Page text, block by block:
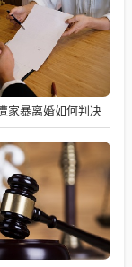
家暴离婚如何判决